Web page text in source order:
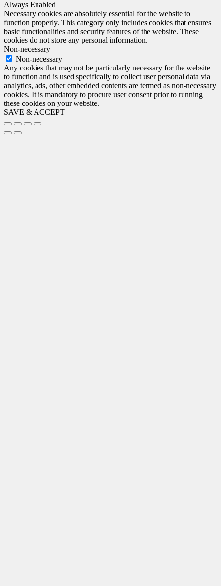
Always Enabled
Necessary cookies are absolutely essential for the website to
function properly. This category only includes cookies that ensures
basic functionalities and security features of the website. These
cookies do not store any personal information.
Non-necessary
Non-necessary
Any cookies that may not be particularly necessary for the website
to function and is used specifically to collect user personal data via
analytics, ads, other embedded contents are termed as non-necessary
cookies. It is mandatory to procure user consent prior to running
these cookies on your website.
SAVE & ACCEPT